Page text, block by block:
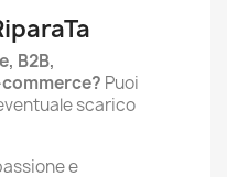
B2B,
Puoi
scarico
e